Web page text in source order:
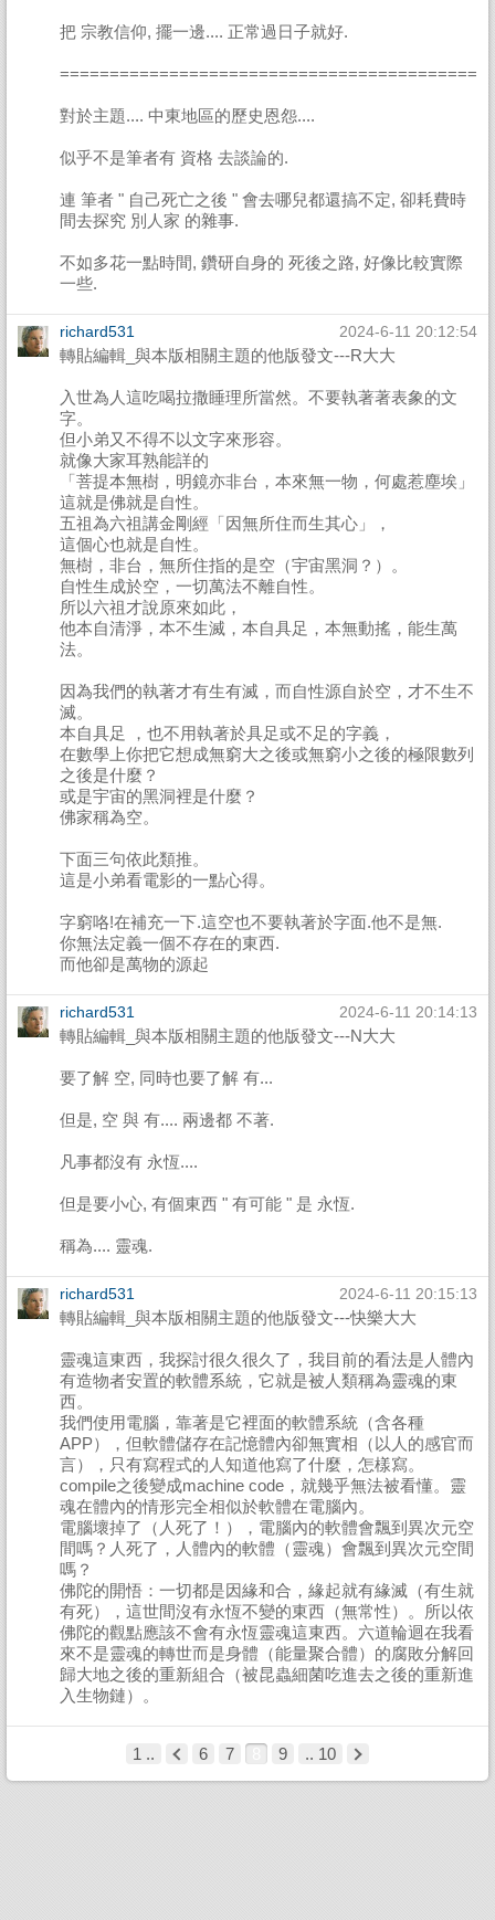
把 宗教信仰, 擺一邊.... 正常過日子就好.
==========================================
對於主題.... 中東地區的歷史恩怨....
似乎不是筆者有 資格 去談論的.
連 筆者 " 自己死亡之後 " 會去哪兒都還搞不定, 卻耗費時
間去探究 別人家 的雜事.
不如多花一點時間, 鑽研自身的 死後之路, 好像比較實際
一些.
richard531 2024-6-11 20:12:54
轉貼編輯_與本版相關主題的他版發文---R大大
入世為人這吃喝拉撒睡理所當然。不要執著著表象的文
字。
但小弟又不得不以文字來形容。
就像大家耳熟能詳的
「菩提本無樹，明鏡亦非台，本來無一物，何處惹塵埃」
這就是佛就是自性。
五祖為六祖講金剛經「因無所住而生其心」，
這個心也就是自性。
無樹，非台，無所住指的是空（宇宙黑洞？）。
自性生成於空，一切萬法不離自性。
所以六祖才說原來如此，
他本自清淨，本不生滅，本自具足，本無動搖，能生萬
法。
因為我們的執著才有生有滅，而自性源自於空，才不生不
滅。
本自具足 ，也不用執著於具足或不足的字義，
在數學上你把它想成無窮大之後或無窮小之後的極限數列
之後是什麼？
或是宇宙的黑洞裡是什麼？
佛家稱為空。
下面三句依此類推。
這是小弟看電影的一點心得。
字窮咯!在補充一下.這空也不要執著於字面.他不是無.
你無法定義一個不存在的東西.
而他卻是萬物的源起
richard531 2024-6-11 20:14:13
轉貼編輯_與本版相關主題的他版發文---N大大
要了解 空, 同時也要了解 有...
但是, 空 與 有.... 兩邊都 不著.
凡事都沒有 永恆....
但是要小心, 有個東西 " 有可能 " 是 永恆.
稱為.... 靈魂.
richard531 2024-6-11 20:15:13
轉貼編輯_與本版相關主題的他版發文---快樂大大
靈魂這東西，我探討很久很久了，我目前的看法是人體內
有造物者安置的軟體系統，它就是被人類稱為靈魂的東
西。
我們使用電腦，靠著是它裡面的軟體系統（含各種
APP），但軟體儲存在記憶體內卻無實相（以人的感官而
言），只有寫程式的人知道他寫了什麼，怎樣寫。
compile之後變成machine code，就幾乎無法被看懂。靈
魂在體內的情形完全相似於軟體在電腦內。
電腦壞掉了（人死了！），電腦內的軟體會飄到異次元空
間嗎？人死了，人體內的軟體（靈魂）會飄到異次元空間
嗎？
佛陀的開悟：一切都是因緣和合，緣起就有緣滅（有生就
有死），這世間沒有永恆不變的東西（無常性）。所以依
佛陀的觀點應該不會有永恆靈魂這東西。六道輪迴在我看
來不是靈魂的轉世而是身體（能量聚合體）的腐敗分解回
歸大地之後的重新組合（被昆蟲細菌吃進去之後的重新進
入生物鏈）。
1 .. 6 7 9 .. 10